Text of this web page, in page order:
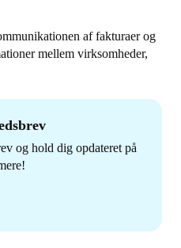
af fakturaer og
mellem virksomheder,
og hold dig opdateret på